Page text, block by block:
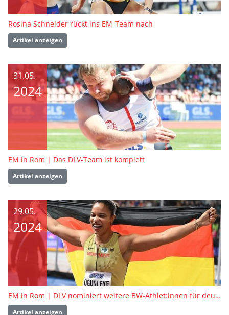
Rosina Schneider rückt ins EM-Team nach
Artikel anzeigen
31.05.
2024
EM in Rom | Das DLV-Team ist komplett
Artikel anzeigen
29.05.
2024
EM in Rom | DLV nominiert weitere BW-Athlet:innen für deutsches Team
Artikel anzeigen